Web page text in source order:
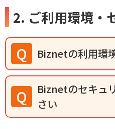
2. ご利用環境・
Biznetの利用環
Biznetのセキュ
さい